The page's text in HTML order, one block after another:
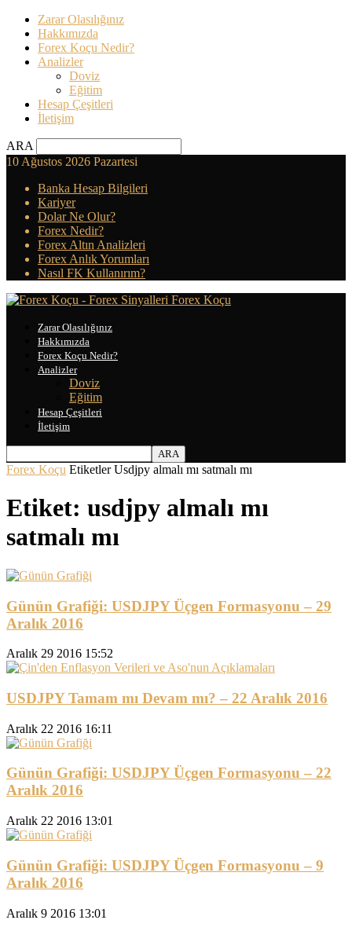
Zarar Olasılığınız
Hakkımızda
Forex Koçu Nedir?
Analizler
Doviz
Eğitim
Hesap Çeşitleri
İletişim
ARA
10 Ağustos 2026 Pazartesi
Banka Hesap Bilgileri
Kariyer
Dolar Ne Olur?
Forex Nedir?
Forex Altın Analizleri
Forex Anlık Yorumları
Nasıl FK Kullanırım?
Forex Koçu
Zarar Olasılığınız
Hakkımızda
Forex Koçu Nedir?
Analizler
Doviz
Eğitim
Hesap Çeşitleri
İletişim
Forex Koçu Etiketler Usdjpy almalı mı satmalı mı
Etiket: usdjpy almalı mı
satmalı mı
Günün Grafiği: USDJPY Üçgen Formasyonu – 29
Aralık 2016
Aralık 29 2016 15:52
USDJPY Tamam mı Devam mı? – 22 Aralık 2016
Aralık 22 2016 16:11
Günün Grafiği: USDJPY Üçgen Formasyonu – 22
Aralık 2016
Aralık 22 2016 13:01
Günün Grafiği: USDJPY Üçgen Formasyonu – 9
Aralık 2016
Aralık 9 2016 13:01